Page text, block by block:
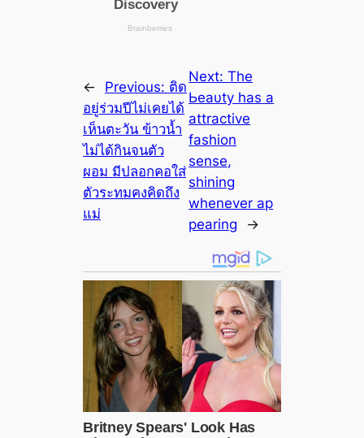
← Previous: ติด
อยู่ร่วมปีไม่เคยได้
เห็นตะวัน ข้าวน้ำ
ไม่ได้กินจนตัว
ผอม มีปลอกคอใส่
ตัวระทมคงคิดถึง
แม่
Next:The
Ьeаυtу has a
attractive
fashion
sense,
shining
whenever ap
pearing
→